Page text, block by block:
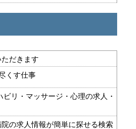
だきます
くす仕事
リ・マッサージ・心理の求人・
の求人情報が簡単に探せる検索